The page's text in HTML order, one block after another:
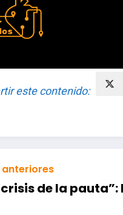
este contenido:
anteriores
crisis de la